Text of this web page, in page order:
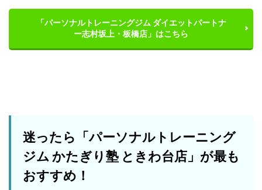
「パーソナルトレーニングジム ダイエットパートナ
ー志村坂上・板橋店」はこちら
迷ったら「パーソナルトレーニング
ジム かたぎり塾 ときわ台店」が最も
おすすめ！